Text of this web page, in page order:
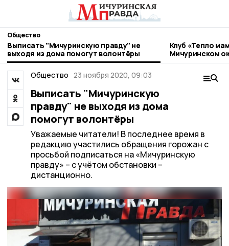
Общество
Выписать "Мичуринскую правду" не
выходя из дома помогут волонтёры
Клуб «Тепло
Мичуринском
Общество 23 ноября 2020, 09:03
Выписать "Мичуринскую
правду" не выходя из дома
помогут волонтёры
Уважаемые читатели! В последнее время в
редакцию участились обращения горожан с
просьбой подписаться на «Мичуринскую
правду» – с учётом обстановки –
дистанционно.